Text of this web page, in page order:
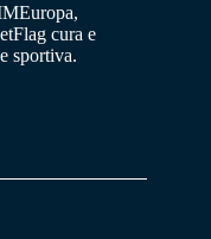
cura e
sportiva.